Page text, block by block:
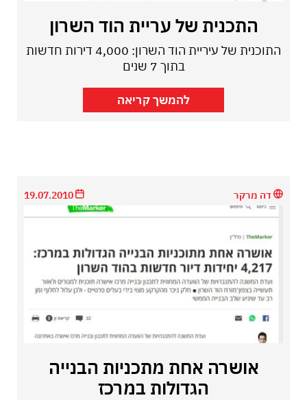
התכנית של עריית הוד השרון
התוכנית של עיריית הוד השרון: 4,000 דירות חדשות
בתוך 7 שנים
להמשך קריאה
דה מרקר
אושרה אחת מתכניות הבנייה
הגדולות במרכז